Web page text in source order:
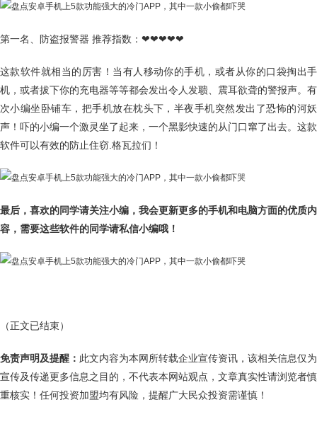
第一名、防盗报警器 推荐指数：❤❤❤❤❤
这款软件就相当的厉害！当有人移动你的手机，或者从你的口袋掏出手
机，或者拔下你的充电器等等都会发出令人发聩、震耳欲聋的警报声。有
次小编坐卧铺车，把手机放在枕头下，半夜手机突然发出了恐怖的河妖
声！吓的小编一个激灵坐了起来，一个黑影快速的从门口窜了出去。这款
软件可以有效的防止住窃.格瓦拉们！
最后，喜欢的同学请关注小编，我会更新更多的手机和电脑方面的优质内
容，需要这些软件的同学请私信小编哦！
（正文已结束）
免责声明及提醒： 此文内容为本网所转载企业宣传资讯，该相关信息仅为
宣传及传递更多信息之目的，不代表本网站观点，文章真实性请浏览者慎
重核实！任何投资加盟均有风险，提醒广大民众投资需谨慎！